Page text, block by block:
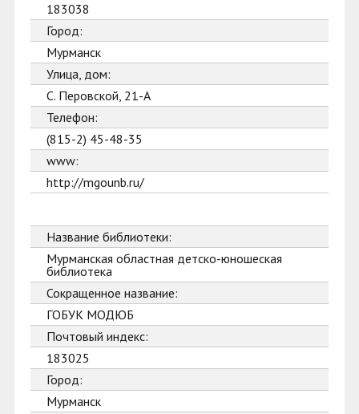
183038
Город:
Мурманск
Улица, дом:
С. Перовской, 21-А
Телефон:
(815-2) 45-48-35
www:
http://mgounb.ru/
Название библиотеки:
Мурманская областная детско-юношеская
библиотека
Сокращенное название:
ГОБУК МОДЮБ
Почтовый индекс:
183025
Город:
Мурманск